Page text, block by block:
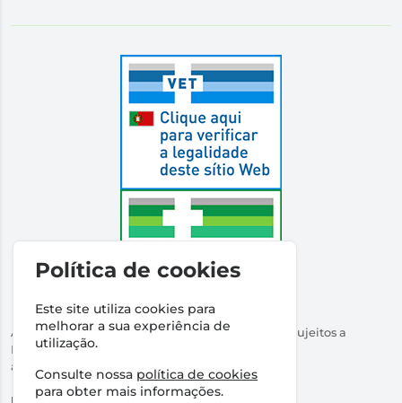
Autorizado a Disponibilizar Medicamentos Não Sujeitos a
Receita Médica
através da Internet pelo Infarmed. I.P.
Direção Técnica:Dr Ricardo Santos
Política de cookies
Este site utiliza cookies para
melhorar a sua experiência de
utilização.
Consulte nossa política de cookies
para obter mais informações.